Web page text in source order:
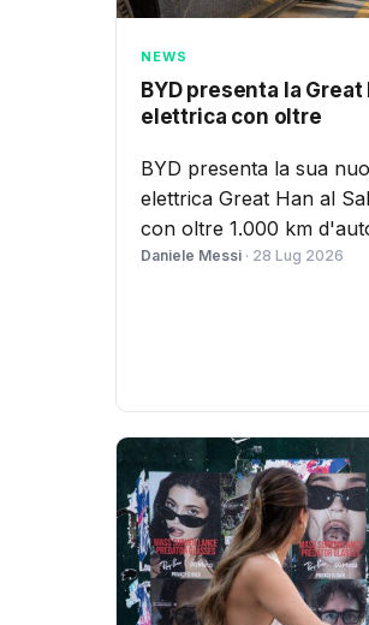
NEWS
BYD presenta la
elettrica con oltre
BYD presenta la sua
elettrica Great Han al
con oltre 1.000 km
Daniele Messi · 28 Lug 2026